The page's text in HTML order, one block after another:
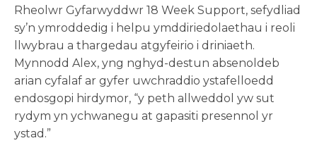
Rheolwr Gyfarwyddwr 18 Week Support, sefydliad
sy’n ymroddedig i helpu ymddiriedolaethau i reoli
llwybrau a thargedau atgyfeirio i driniaeth.
Mynnodd Alex, yng nghyd-destun absenoldeb
arian cyfalaf ar gyfer uwchraddio ystafelloedd
endosgopi hirdymor, “y peth allweddol yw sut
rydym yn ychwanegu at gapasiti presennol yr
ystad.”